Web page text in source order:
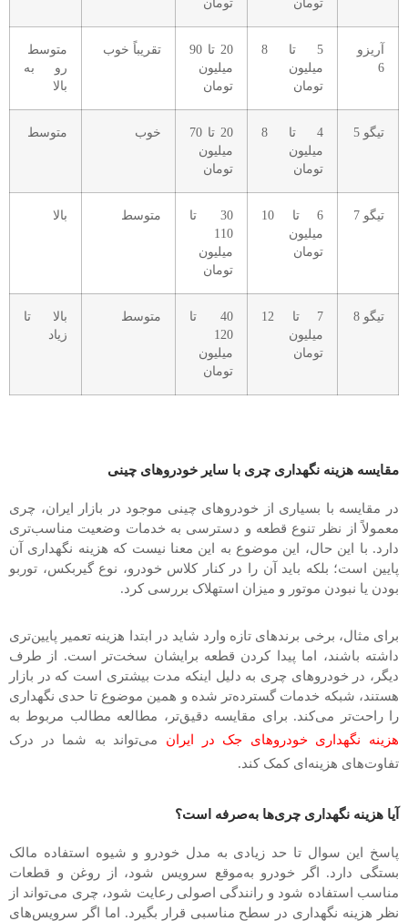
تومان تومان
آریزو
6
5 تا 8
میلیون
تومان
20 تا 90
میلیون
تومان
تقریباً خوب
متوسط
رو به
بالا
تیگو 5
4 تا 8
میلیون
تومان
20 تا 70
میلیون
تومان
خوب متوسط
تیگو 7
6 تا 10
میلیون
تومان
30 تا
110
میلیون
تومان
متوسط بالا
تیگو 8
7 تا 12
میلیون
تومان
40 تا
120
میلیون
تومان
متوسط
بالا تا
زیاد
مقایسه هزینه نگهداری چری با سایر خودروهای چینی
در مقایسه با بسیاری از خودروهای چینی موجود در بازار ایران، چری
معمولاً از نظر تنوع قطعه و دسترسی به خدمات وضعیت مناسب‌تری
دارد. با این حال، این موضوع به این معنا نیست که هزینه نگهداری آن
پایین است؛ بلکه باید آن را در کنار کلاس خودرو، نوع گیربکس، توربو
بودن یا نبودن موتور و میزان استهلاک بررسی کرد.
برای مثال، برخی برندهای تازه ‌وارد شاید در ابتدا هزینه تعمیر پایین‌تری
داشته باشند، اما پیدا کردن قطعه برایشان سخت‌تر است. از طرف
دیگر، در خودروهای چری به دلیل اینکه مدت بیشتری است که در بازار
هستند، شبکه خدمات گسترده‌تر شده و همین موضوع تا حدی نگهداری
را راحت‌تر می‌کند. برای مقایسه دقیق‌تر، مطالعه مطالب مربوط به
هزینه نگهداری خودروهای جک در ایران
می‌تواند به شما در درک
تفاوت‌های هزینه‌ای کمک کند.
آیا هزینه نگهداری چری‌ها به‌صرفه است؟
پاسخ این سوال تا حد زیادی به مدل خودرو و شیوه استفاده مالک
بستگی دارد. اگر خودرو به‌موقع سرویس شود، از روغن و قطعات
مناسب استفاده شود و رانندگی اصولی رعایت شود، چری می‌تواند از
نظر هزینه نگهداری در سطح مناسبی قرار بگیرد. اما اگر سرویس‌های